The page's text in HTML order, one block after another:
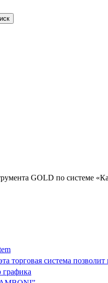
GOLD по системе
торговая система
графика